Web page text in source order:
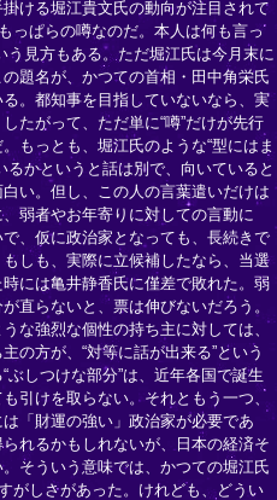
ける堀江貴文氏の動向が注目されて
っぱらの噂なのだ。本人は何も言っ
う見方もある。ただ堀江氏は今月末に
題名が、かつての首相・田中角栄氏
。都知事を目指していないなら、実
たがって、ただ単に“噂”だけが先行
もっとも、堀江氏のような“型にはま
るかというと話は別で、向いていると
い。但し、この人の言葉遣いだけは
弱者やお年寄りに対しての言動に
、仮に政治家となっても、長続きで
しも、実際に立候補したなら、当選
には亀井静香氏に僅差で敗れた。弱
直らないと、票は伸びないだろう。
な強烈な個性の持ち主に対しては、
の方が、“対等に話が出来る”という
ぶしつけな部分”は、近年各国で誕生
引けを取らない。それともう一つ、
「財運の強い」政治家が必要であ
れるかもしれないが、日本の経済そ
そういう意味では、かつての堀江氏
がしさがあった。けれども、どうい